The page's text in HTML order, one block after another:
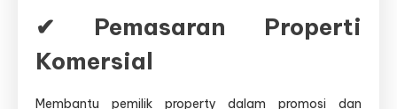
✔ Pemasaran Properti
Komersial
Membantu pemilik property dalam promosi dan